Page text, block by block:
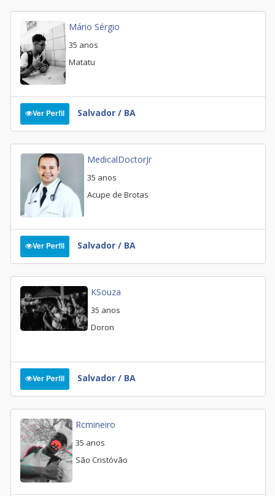
Mário Sérgio
35 anos
Matatu
Ver Perfil Salvador / BA
MedicalDoctorJr
35 anos
Acupe de Brotas
Ver Perfil Salvador / BA
KSouza
35 anos
Doron
Ver Perfil Salvador / BA
Rcmineiro
35 anos
São Cristóvão